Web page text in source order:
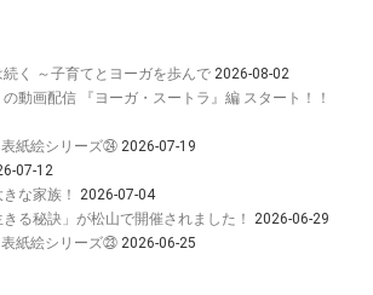
く ～子育てとヨーガを歩んで 2026-08-02
動画配信 『ヨーガ・スートラ』編 スタート！！
紙絵シリーズ㉔ 2026-07-19
07-12
な家族！ 2026-07-04
る秘訣」が松山で開催されました！ 2026-06-29
紙絵シリーズ㉓ 2026-06-25